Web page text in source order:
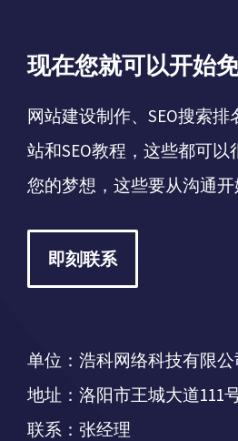
现在您就可以开始
网站建设制作、SEO搜索
站和SEO教程，这些都可
您的梦想，这些要从沟通开
即刻联系
单位：浩科网络科技有限公
地址：洛阳市王城大道111
联系：张经理